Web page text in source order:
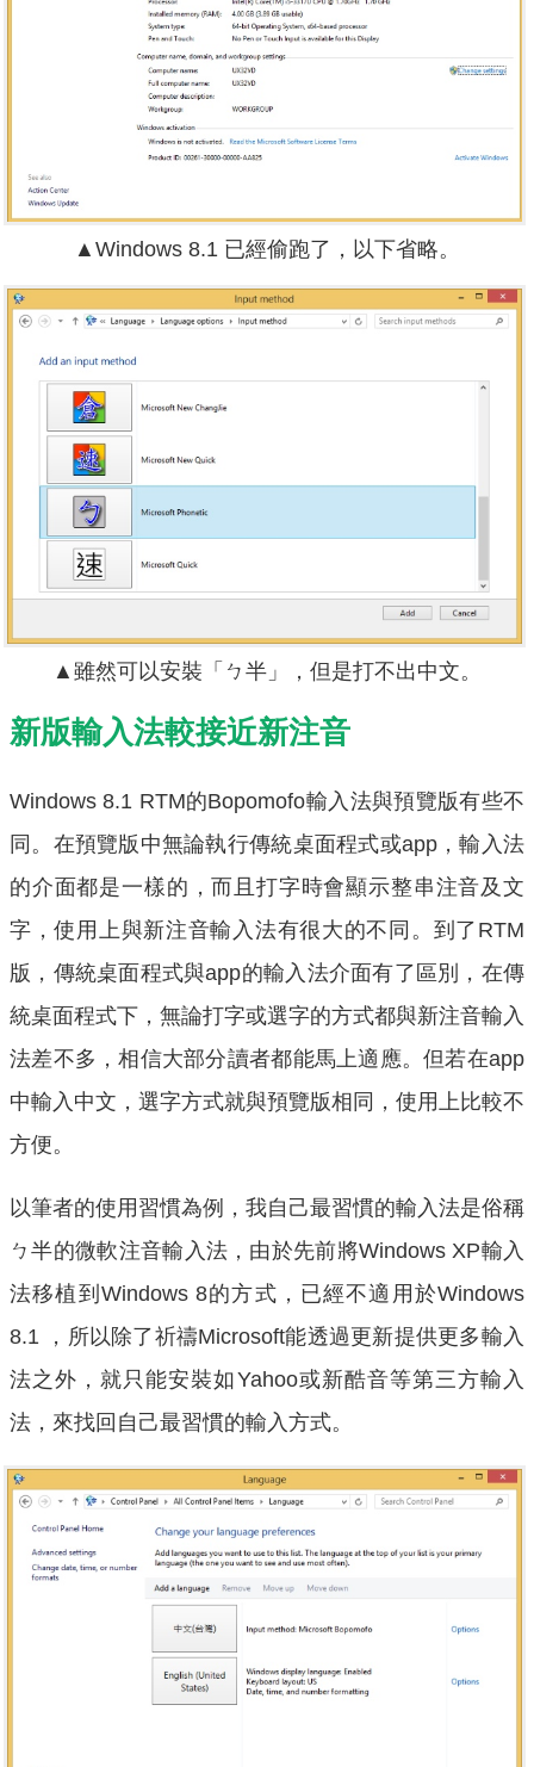
▲Windows 8.1 已經偷跑了，以下省略。
▲雖然可以安裝「ㄅ半」，但是打不出中文。
新版輸入法較接近新注音
Windows 8.1 RTM的Bopomofo輸入法與預覽版有些不
同。在預覽版中無論執行傳統桌面程式或app，輸入法
的介面都是一樣的，而且打字時會顯示整串注音及文
字，使用上與新注音輸入法有很大的不同。到了RTM
版，傳統桌面程式與app的輸入法介面有了區別，在傳
統桌面程式下，無論打字或選字的方式都與新注音輸入
法差不多，相信大部分讀者都能馬上適應。但若在app
中輸入中文，選字方式就與預覽版相同，使用上比較不
方便。
以筆者的使用習慣為例，我自己最習慣的輸入法是俗稱
ㄅ半的微軟注音輸入法，由於先前將Windows XP輸入
法移植到Windows 8的方式，已經不適用於Windows
8.1 ，所以除了祈禱Microsoft能透過更新提供更多輸入
法之外，就只能安裝如Yahoo或新酷音等第三方輸入
法，來找回自己最習慣的輸入方式。